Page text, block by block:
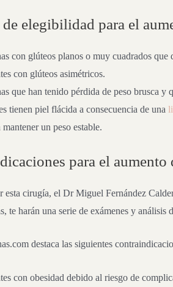
elegibilidad para el
con glúteos planos o muy cuadrados que
con glúteos asimétricos.
que han tenido pérdida de peso brusca
tienen piel flácida a consecuencia de una
un peso estable.
para el aumento
esta cirugía, el Dr Miguel Fernández
te harán una serie de exámenes y análisis
destaca las siguientes
con obesidad debido al riesgo de